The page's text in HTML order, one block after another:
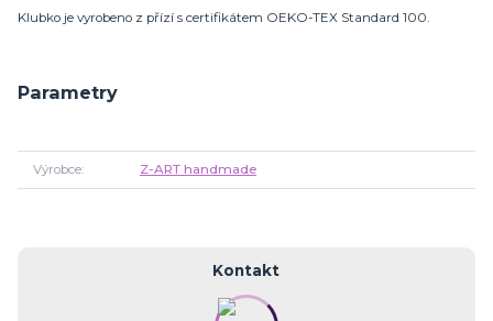
Klubko je vyrobeno z přízí s certifikátem OEKO-TEX Standard 100.
Parametry
Výrobce Z-ART handmade
Kontakt